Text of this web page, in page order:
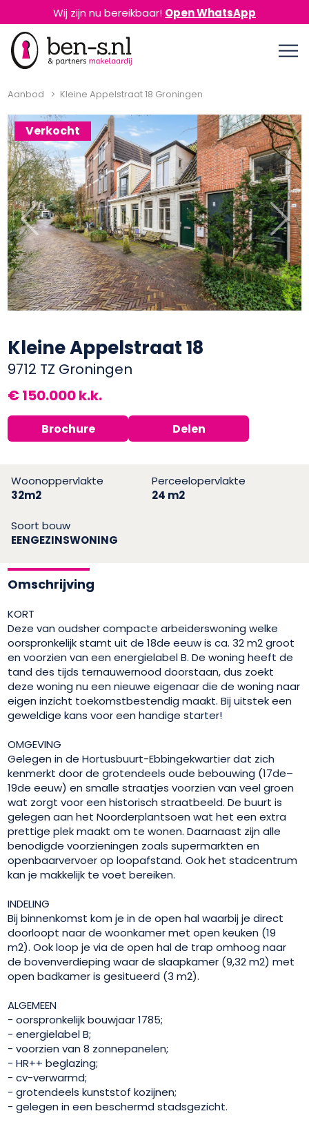
Wij zijn nu bereikbaar! Open WhatsApp
Aanbod Kleine Appelstraat 18 Groningen
Verkocht
Previous Next
Kleine Appelstraat 18
9712 TZ Groningen
€ 150.000 k.k.
Brochure Delen
Woonoppervlakte
32m2
Perceelopervlakte
24 m2
Soort bouw
EENGEZINSWONING
Omschrijving
KORT
Deze van oudsher compacte arbeiderswoning welke
oorspronkelijk stamt uit de 18de eeuw is ca. 32 m2 groot
en voorzien van een energielabel B. De woning heeft de
tand des tijds ternauwernood doorstaan, dus zoekt
deze woning nu een nieuwe eigenaar die de woning naar
eigen inzicht toekomstbestendig maakt. Bij uitstek een
geweldige kans voor een handige starter!
OMGEVING
Gelegen in de Hortusbuurt-Ebbingekwartier dat zich
kenmerkt door de grotendeels oude bebouwing (17de–
19de eeuw) en smalle straatjes voorzien van veel groen
wat zorgt voor een historisch straatbeeld. De buurt is
gelegen aan het Noorderplantsoen wat het een extra
prettige plek maakt om te wonen. Daarnaast zijn alle
benodigde voorzieningen zoals supermarkten en
openbaarvervoer op loopafstand. Ook het stadcentrum
kan je makkelijk te voet bereiken.
INDELING
Bij binnenkomst kom je in de open hal waarbij je direct
doorloopt naar de woonkamer met open keuken (19
m2). Ook loop je via de open hal de trap omhoog naar
de bovenverdieping waar de slaapkamer (9,32 m2) met
open badkamer is gesitueerd (3 m2).
ALGEMEEN
- oorspronkelijk bouwjaar 1785;
- energielabel B;
- voorzien van 8 zonnepanelen;
- HR++ beglazing;
- cv-verwarmd;
- grotendeels kunststof kozijnen;
- gelegen in een beschermd stadsgezicht.